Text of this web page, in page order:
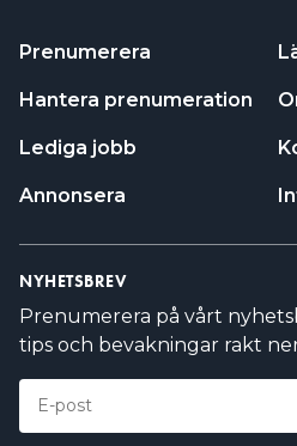
NORRKÖPING.
TOTALENTREPRENAD ÅT
PROJEKTET STARTAR 2026
LÄS OCKSÅ:
ASSEMBLIN KÖPER BOLAG
LÄS OCKSÅ:
ANDRA VENTAFFÄREN PÅ TVÅ
Prenumerera
Hantera prenumeration
Lediga jobb
Annonsera
NYHETSBREV
Prenumerera på vårt
tips och bevakningar rakt